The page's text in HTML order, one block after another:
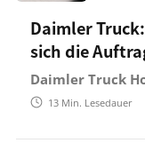
Daimler
sich die
Daimler Truck
13 Min. Lesedauer